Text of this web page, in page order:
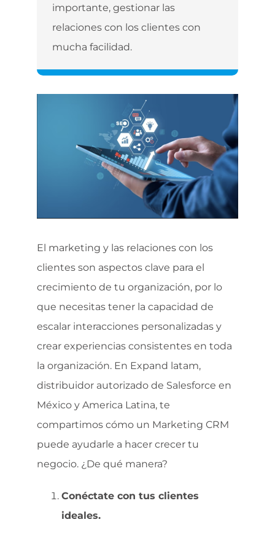
importante, gestionar las
relaciones con los clientes con
mucha facilidad.
El marketing y las relaciones con los
clientes son aspectos clave para el
crecimiento de tu organización, por lo
que necesitas tener la capacidad de
escalar interacciones personalizadas y
crear experiencias consistentes en toda
la organización. En Expand latam,
distribuidor autorizado de Salesforce en
México y America Latina, te
compartimos cómo un Marketing CRM
puede ayudarle a hacer crecer tu
negocio. ¿De qué manera?
Conéctate con tus clientes
ideales.